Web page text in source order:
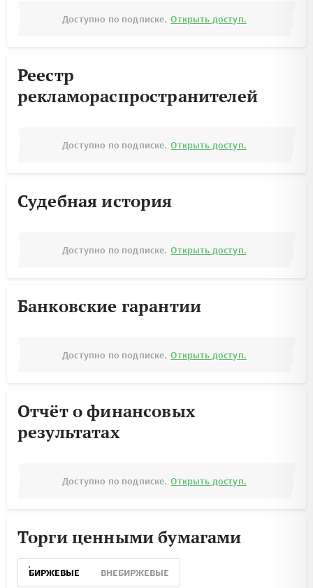
Доступно по подписке. Открыть доступ.
Реестр
рекламораспространителей
Доступно по подписке. Открыть доступ.
Судебная история
Доступно по подписке. Открыть доступ.
Банковские гарантии
Доступно по подписке. Открыть доступ.
Отчёт о финансовых
результатах
Доступно по подписке. Открыть доступ.
Торги ценными бумагами
БИРЖЕВЫЕ ВНЕБИРЖЕВЫЕ